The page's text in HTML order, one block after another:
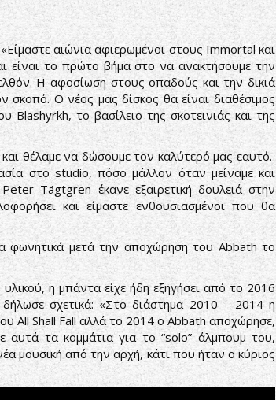
αιώνια αφιερωμένοι στους Immortal και
είναι το πρώτο βήμα στο να ανακτήσουμε την
Η αφοσίωση στους οπαδούς και την δικιά
σκοπό. Ο νέος μας δίσκος θα είναι διαθέσιμος
Blashyrkh, το βασίλειο της σκοτεινιάς και της
θέλαμε να δώσουμε τον καλύτερό μας εαυτό.
στο studio, πόσο μάλλον όταν μείναμε και
Tägtgren έκανε εξαιρετική δουλειά στην
και είμαστε ενθουσιασμένοι που θα
φωνητικά μετά την αποχώρηση του Abbath το
η μπάντα είχε ήδη εξηγήσει από το 2016
σχετικά: «Στο διάστημα 2010 – 2014 η
All Shall Fall αλλά το 2014 ο Abbath αποχώρησε,
αυτά τα κομμάτια για το “solo” άλμπουμ του,
μουσική από την αρχή, κάτι που ήταν ο κύριος